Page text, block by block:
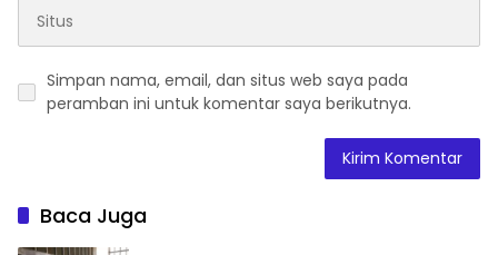
Simpan nama, email, dan situs web saya pada
peramban ini untuk komentar saya berikutnya.
Baca Juga